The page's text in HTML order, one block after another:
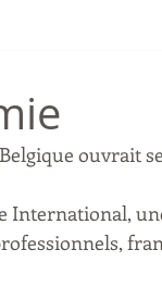
ouvrait
International,